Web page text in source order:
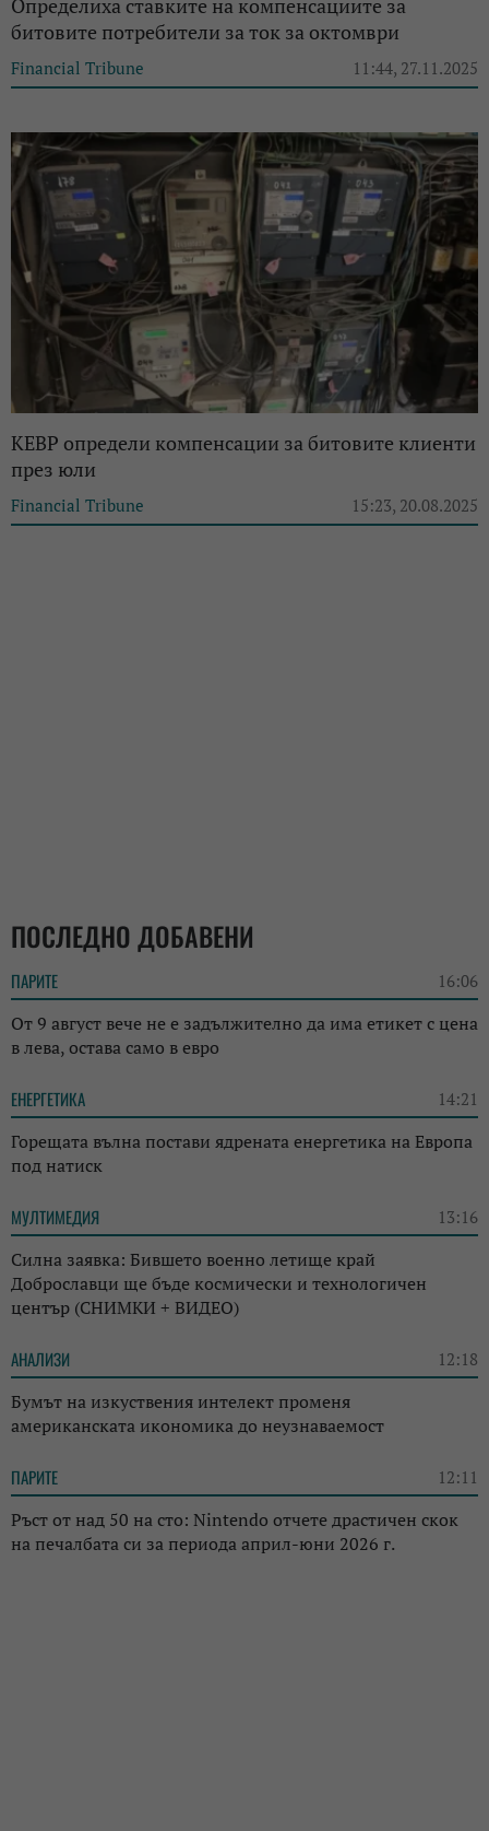
Определиха ставките на компенсациите за
битовите потребители за ток за октомври
Financial Tribune 11:44, 27.11.2025
КЕВР определи компенсации за битовите клиенти
през юли
Financial Tribune 15:23, 20.08.2025
ПОСЛЕДНО ДОБАВЕНИ
ПАРИТЕ 16:06
От 9 август вече не е задължително да има етикет с цена
в лева, остава само в евро
ЕНЕРГЕТИКА 14:21
Горещата вълна постави ядрената енергетика на Европа
под натиск
МУЛТИМЕДИЯ 13:16
Силна заявка: Бившето военно летище край
Доброславци ще бъде космически и технологичен
център (СНИМКИ + ВИДЕО)
АНАЛИЗИ 12:18
Бумът на изкуствения интелект променя
американската икономика до неузнаваемост
ПАРИТЕ 12:11
Ръст от над 50 на сто: Nintendo отчете драстичен скок
на печалбата си за периода април-юни 2026 г.